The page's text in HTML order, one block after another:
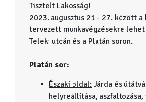
Tisztelt Lakosság!
2023. augusztus 21 - 27. között a
tervezett munkavégzésekre lehet
Teleki utcán és a Platán soron.
Platán sor:
Északi oldal: Járda és
helyreállítása, aszfaltozása,